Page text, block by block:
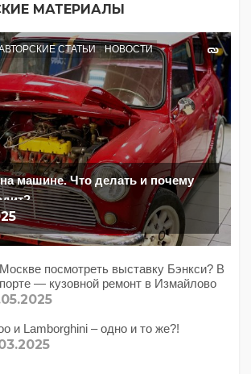
МАТЕРИАЛЫ
СТАТЬИ НОВОСТИ
машине. Что делать и почему
посмотреть выставку Бэнкси? В
— кузовной ремонт в Измайлово
и Lamborghini – одно и то же?!